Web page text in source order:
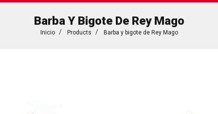
Barba Y Bigote De Rey Mago
Inicio Products Barba y bigote de Rey Mago